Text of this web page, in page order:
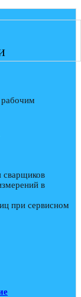
сварщиков
в
при сервисном